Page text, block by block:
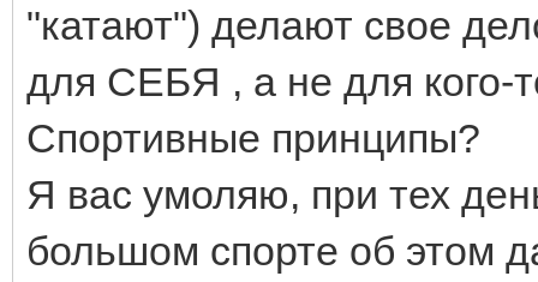
"катают") делают свое
для СЕБЯ , а не для кого-
Спортивные принципы?
Я вас умоляю, при тех
большом спорте об этом